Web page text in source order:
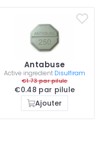
Antabuse
Active ingredient Disulfiram
€1.73 par pilule
€0.48 par pilule
Ajouter